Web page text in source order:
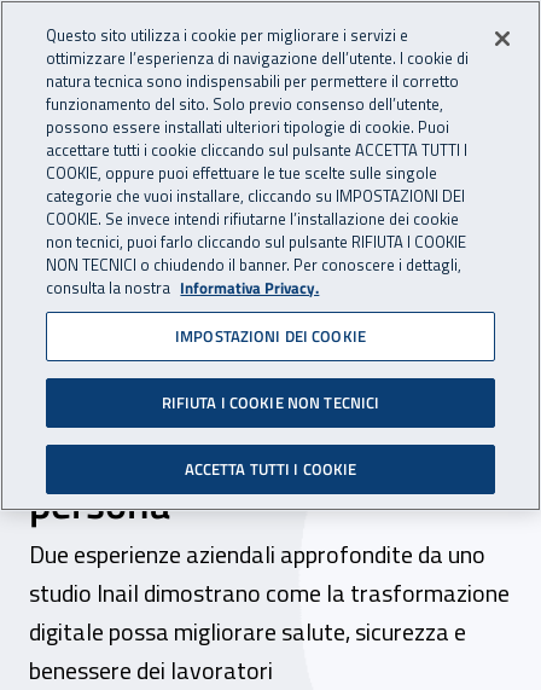
INAIL - Istituto Nazionale
Apri cerca
Navigazione principale
Navigazione - Ti trovi in:
Home Inail comunica News
13 novembre 2025
Digitalizzazione e sicurezza
sul lavoro: modelli
organizzativi centrati sulla
persona
Due esperienze aziendali approfondite da uno
studio Inail dimostrano come la trasformazione
digitale possa migliorare salute, sicurezza e
benessere dei lavoratori
Questo sito utilizza i cookie per migliorare i servizi e
ottimizzare l’esperienza di navigazione dell’utente. I cookie di
natura tecnica sono indispensabili per permettere il corretto
funzionamento del sito. Solo previo consenso dell’utente,
possono essere installati ulteriori tipologie di cookie. Puoi
accettare tutti i cookie cliccando sul pulsante ACCETTA TUTTI I
COOKIE, oppure puoi effettuare le tue scelte sulle singole
categorie che vuoi installare, cliccando su IMPOSTAZIONI DEI
COOKIE. Se invece intendi rifiutarne l’installazione dei cookie
non tecnici, puoi farlo cliccando sul pulsante RIFIUTA I COOKIE
NON TECNICI o chiudendo il banner. Per conoscere i dettagli,
consulta la nostra Informativa Privacy.
IMPOSTAZIONI DEI COOKIE
RIFIUTA I COOKIE NON TECNICI
ACCETTA TUTTI I COOKIE